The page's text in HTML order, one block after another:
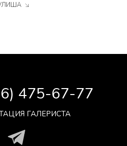
475-67-77
ГАЛЕРИСТА